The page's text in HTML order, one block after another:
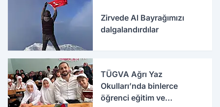
Zirvede Al Bayrağımızı
dalgalandırdılar
TÜGVA Ağrı Yaz
Okulları’nda binlerce
öğrenci eğitim ve